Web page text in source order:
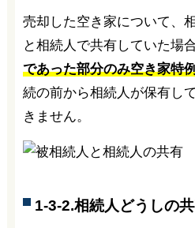
売却した空き家について、
と相続人で共有していた場合
であった部分のみ空き家特
続の前から相続人が保有し
きません。
1-3-2.相続人どうしの